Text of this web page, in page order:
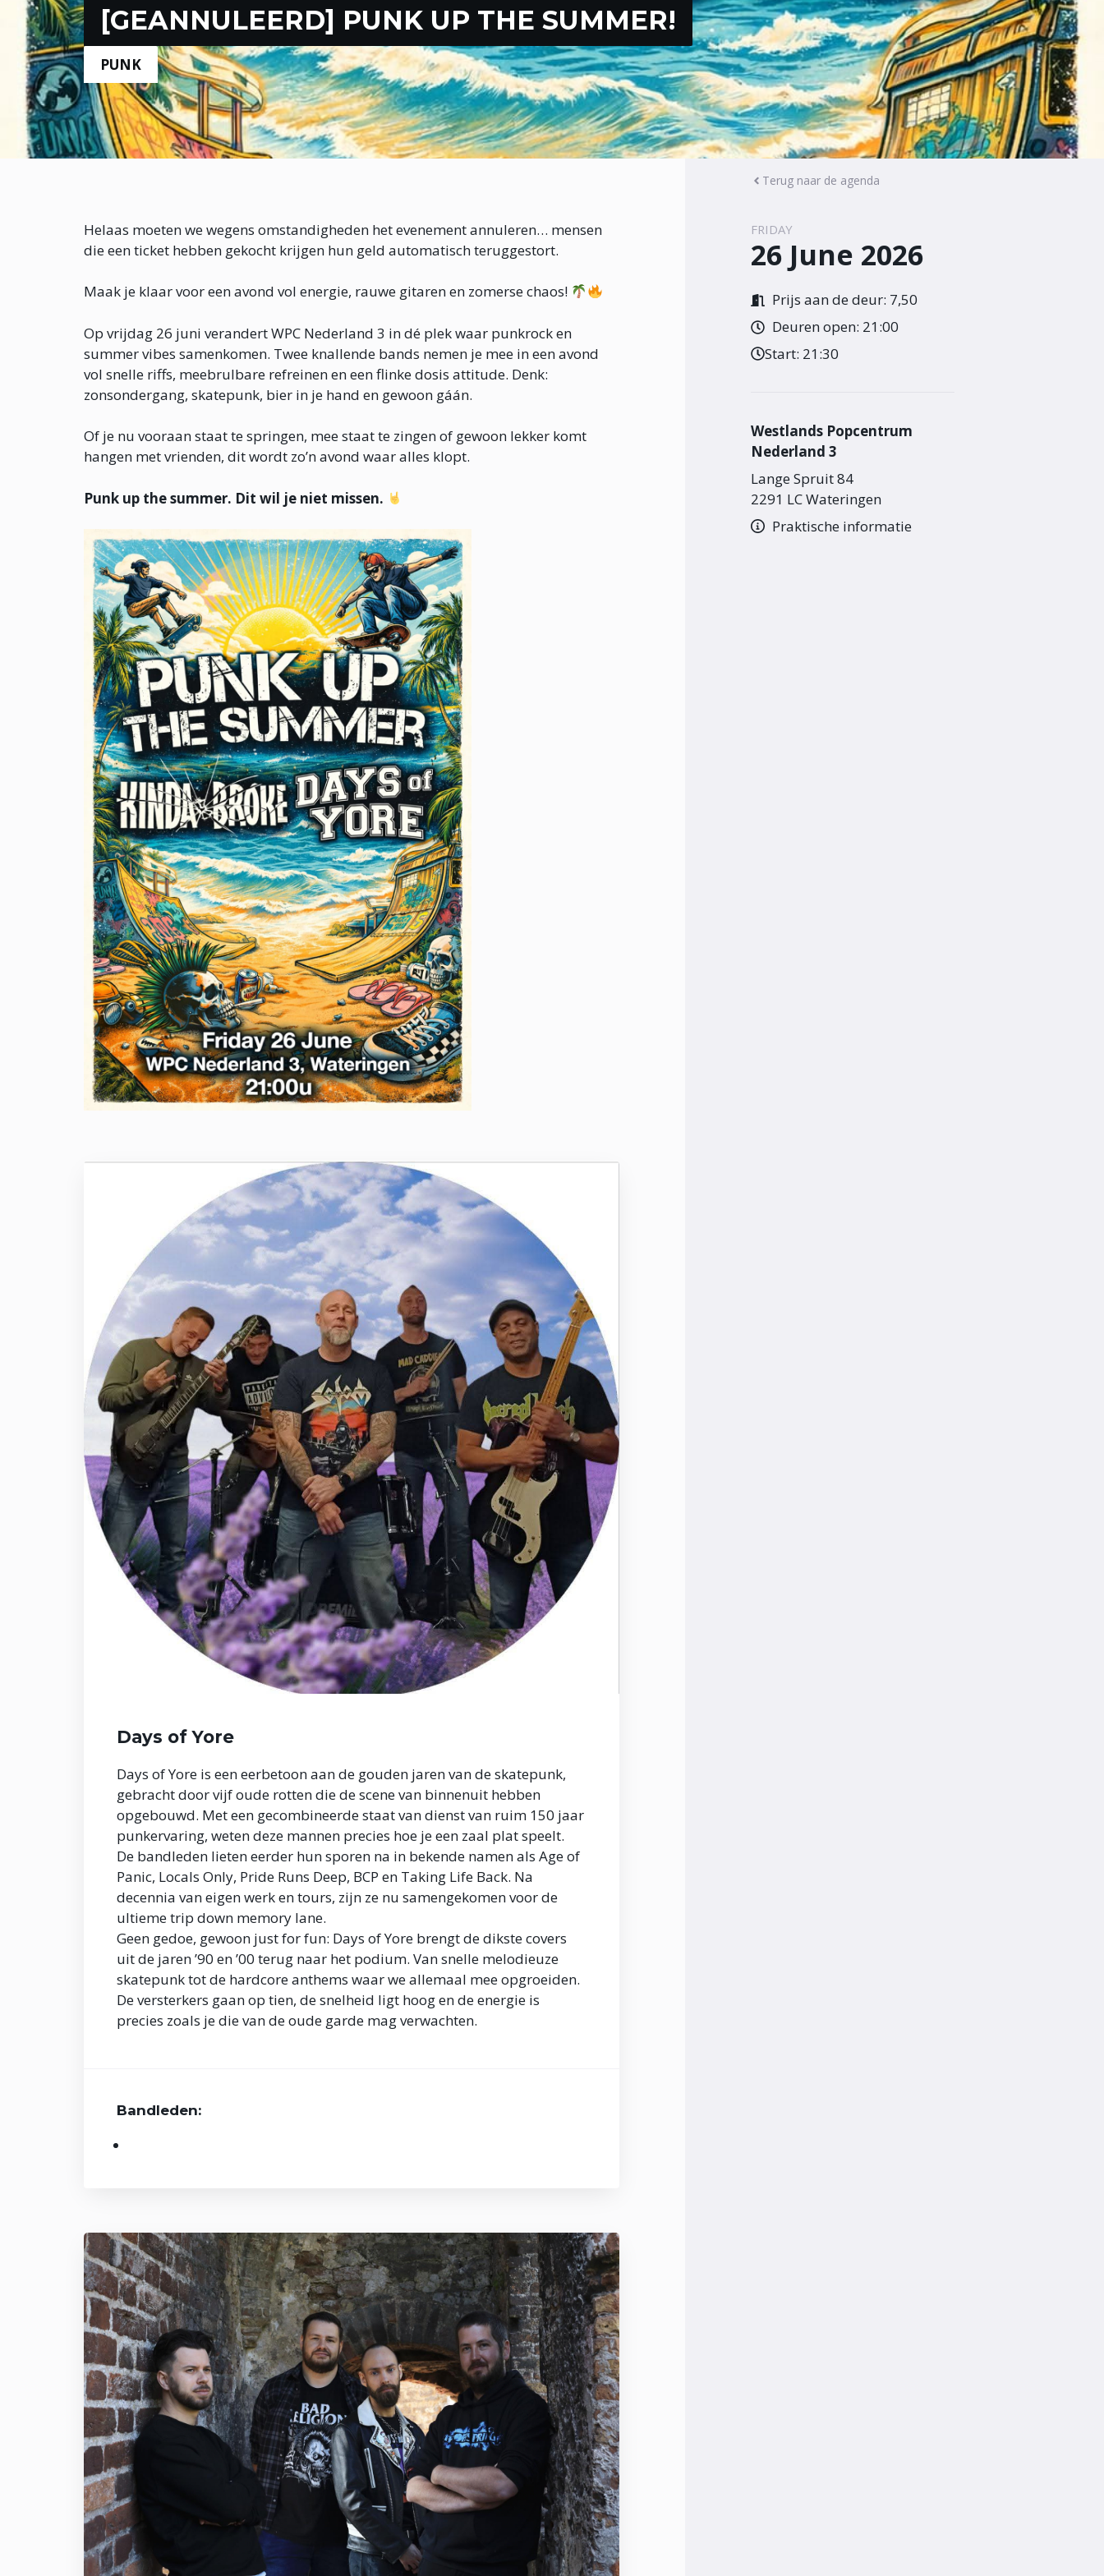
[GEANNULEERD] PUNK UP THE SUMMER!
PUNK
Helaas moeten we wegens omstandigheden het evenement annuleren… mensen
die een ticket hebben gekocht krijgen hun geld automatisch teruggestort.
Maak je klaar voor een avond vol energie, rauwe gitaren en zomerse chaos!
Op vrijdag 26 juni verandert WPC Nederland 3 in dé plek waar punkrock en
summer vibes samenkomen. Twee knallende bands nemen je mee in een avond
vol snelle riffs, meebrulbare refreinen en een flinke dosis attitude. Denk:
zonsondergang, skatepunk, bier in je hand en gewoon gáán.
Of je nu vooraan staat te springen, mee staat te zingen of gewoon lekker komt
hangen met vrienden, dit wordt zo’n avond waar alles klopt.
Punk up the summer. Dit wil je niet missen.
Days of Yore
Days of Yore is een eerbetoon aan de gouden jaren van de skatepunk,
gebracht door vijf oude rotten die de scene van binnenuit hebben
opgebouwd. Met een gecombineerde staat van dienst van ruim 150 jaar
punkervaring, weten deze mannen precies hoe je een zaal plat speelt.
De bandleden lieten eerder hun sporen na in bekende namen als Age of
Panic, Locals Only, Pride Runs Deep, BCP en Taking Life Back. Na
decennia van eigen werk en tours, zijn ze nu samengekomen voor de
ultieme trip down memory lane.
Geen gedoe, gewoon just for fun: Days of Yore brengt de dikste covers
uit de jaren ’90 en ’00 terug naar het podium. Van snelle melodieuze
skatepunk tot de hardcore anthems waar we allemaal mee opgroeiden.
De versterkers gaan op tien, de snelheid ligt hoog en de energie is
precies zoals je die van de oude garde mag verwachten.
Bandleden:
Terug naar de agenda
FRIDAY
26 June 2026
Prijs aan de deur: 7,50
Deuren open: 21:00
Start: 21:30
Westlands Popcentrum
Nederland 3
Lange Spruit 84
2291 LC Wateringen
Praktische informatie